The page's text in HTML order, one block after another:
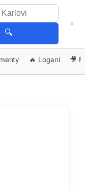
🔍
🔥 Logani 🎥